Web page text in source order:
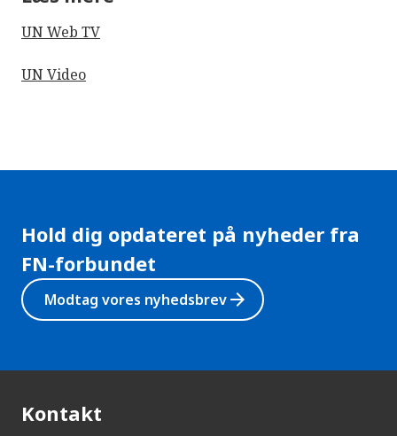
UN Web TV
UN Video
Hold dig opdateret på nyheder fra
FN-forbundet
Modtag vores nyhedsbrevarrow_forward
Kontakt